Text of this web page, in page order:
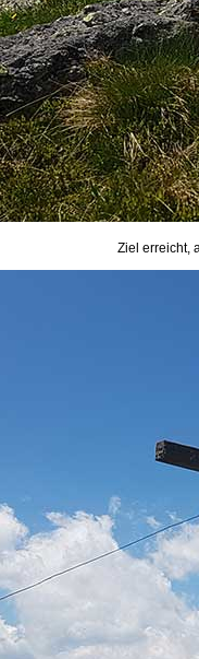
Ziel erreicht,